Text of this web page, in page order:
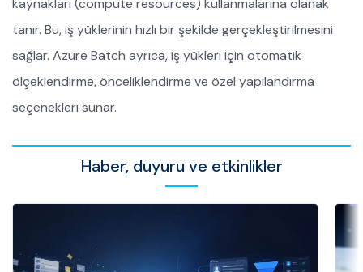
kaynakları (compute resources) kullanmalarına olanak
tanır. Bu, iş yüklerinin hızlı bir şekilde gerçekleştirilmesini
sağlar. Azure Batch ayrıca, iş yükleri için otomatik
ölçeklendirme, önceliklendirme ve özel yapılandırma
seçenekleri sunar.
Haber, duyuru ve etkinlikler